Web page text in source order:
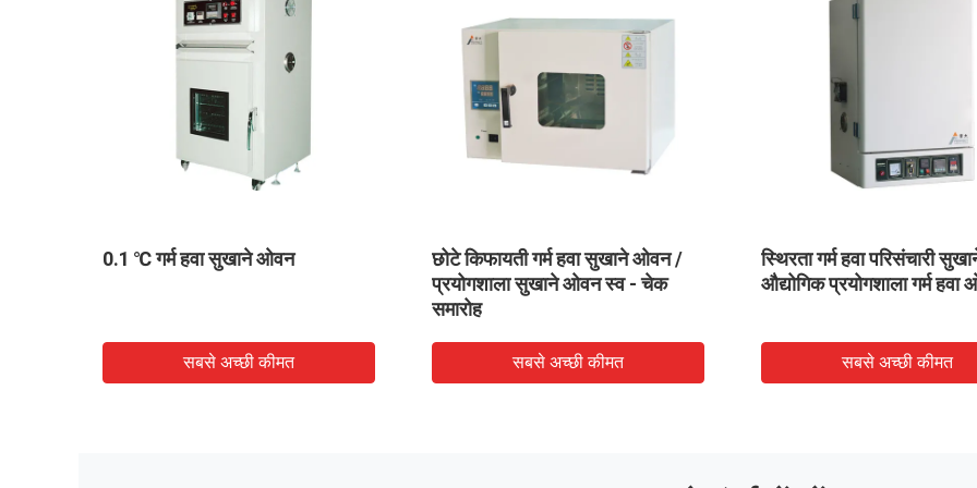
विरोधी हस्तक्षेप गर्म हवा सुखाने ओवन लैब
सबसे अच्छी कीमत
डिजिटल प्रदर्शन गर्म हवा सुखाने ओवन
स्वचालित गणना तापमान ड्रायर
सबसे अच्छी कीमत
औद्योगिक गर्म हवा ड्रायर आर्थिक प्रकार
ओवन डबल पक्षीय ओवरहेटिंग संरक्षण
सबसे अच्छी कीमत